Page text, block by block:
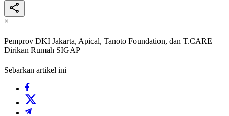
×
Pemprov DKI Jakarta, Apical, Tanoto Foundation, dan T.CARE
Dirikan Rumah SIGAP
Sebarkan artikel ini